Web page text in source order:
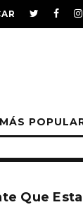
Que Esta